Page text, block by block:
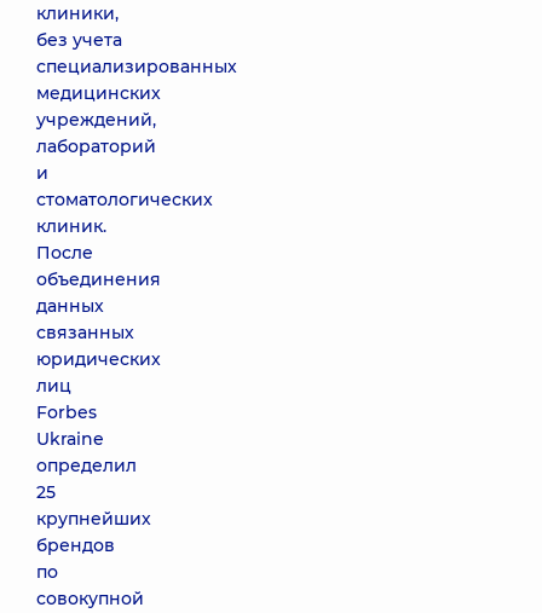
клиники,
без учета
специализированных
медицинских
учреждений,
лабораторий
и
стоматологических
клиник.
После
объединения
данных
связанных
юридических
лиц
Forbes
Ukraine
определил
25
крупнейших
брендов
по
совокупной